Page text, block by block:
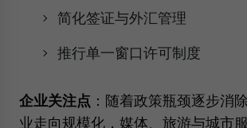
简化签证与外汇管理
推行单一窗口许可制度
企业关注点 ：随着政策瓶颈逐步消
业走向规模化，媒体、旅游与城市